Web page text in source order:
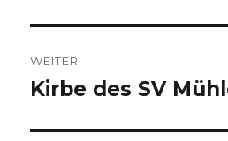
WEITER
Nächster
Kirbe des SV